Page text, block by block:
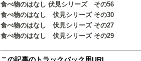
食べ物のはなし 伏見シリーズ その56
食べ物のはなし 伏見シリーズ その30
食べ物のはなし 伏見シリーズ その27
食べ物のはなし 伏見シリーズ その29